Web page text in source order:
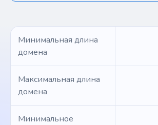
Минимальная длина
домена
Максимальная длина
домена
Минимальное